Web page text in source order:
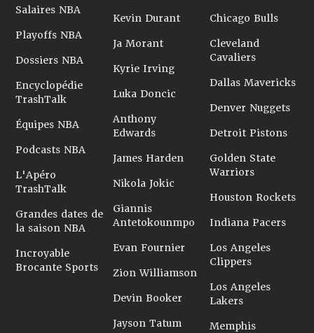
Salaires NBA
Playoffs NBA
Dossiers NBA
Encyclopédie
TrashTalk
Équipes NBA
Podcasts NBA
L'Apéro
TrashTalk
Grandes dates de
la saison NBA
Incroyable
Brocante Sports
Kevin Durant
Ja Morant
Kyrie Irving
Luka Doncic
Anthony
Edwards
James Harden
Nikola Jokic
Giannis
Antetokounmpo
Evan Fournier
Zion Williamson
Devin Booker
Jayson Tatum
Chicago Bulls
Cleveland
Cavaliers
Dallas Mavericks
Denver Nuggets
Detroit Pistons
Golden State
Warriors
Houston Rockets
Indiana Pacers
Los Angeles
Clippers
Los Angeles
Lakers
Memphis